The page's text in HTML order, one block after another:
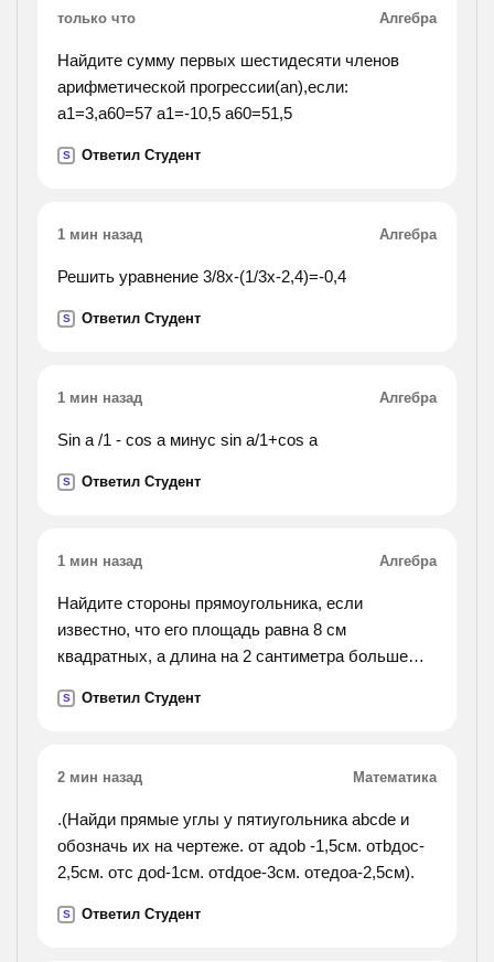
только что Алгебра
Найдите сумму первых шестидесяти членов
арифметической прогрессии(an),если:
a1=3,a60=57 а1=-10,5 a60=51,5
S Ответил Студент
1 мин назад Алгебра
Решить уравнение 3/8x-(1/3x-2,4)=-0,4
S Ответил Студент
1 мин назад Алгебра
Sin a /1 - cos a минус sin a/1+cos a
S Ответил Студент
1 мин назад Алгебра
Найдите стороны прямоугольника, если
известно, что его площадь равна 8 см
квадратных, а длина на 2 сантиметра больше
S Ответил Студент
2 мин назад Математика
.(Найди прямые углы у пятиугольника abcde и
обозначь их на чертеже. от aдоb -1,5см. отbдоc-
2,5см. отc доd-1см. отdдоe-3см. отeдоa-2,5см).
S Ответил Студент